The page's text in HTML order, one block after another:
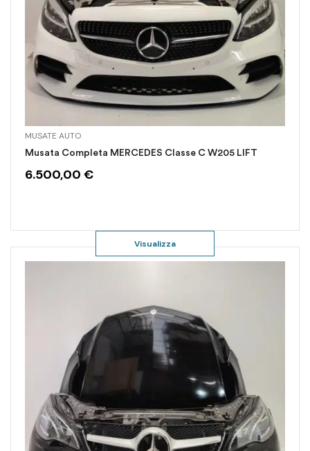
MUSATE AUTO
Musata Completa MERCEDES Classe C W205 LIFT
6.500,00 €
Visualizza